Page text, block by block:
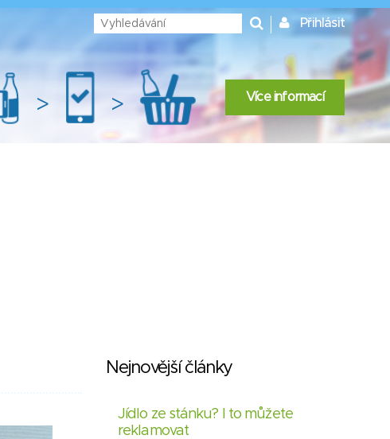
Přihlásit
> > Více informací
Nejnovější články
Jídlo ze stánku? I to můžete
reklamovat